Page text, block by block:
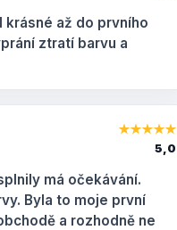
krásné až do prvního
ztratí barvu a
★★★★★
5,0
má očekávání.
Byla to moje první
a rozhodně ne